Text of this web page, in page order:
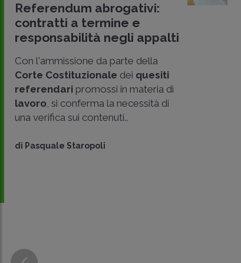
CONDIVIDI
Referendum abrogativi:
contratti a termine e
responsabilità negli appalti
Con l'ammissione da parte della
Corte Costituzionale dei quesiti
referendari promossi in materia di
lavoro, si conferma la necessità di
una verifica sui contenuti..
di Pasquale Staropoli